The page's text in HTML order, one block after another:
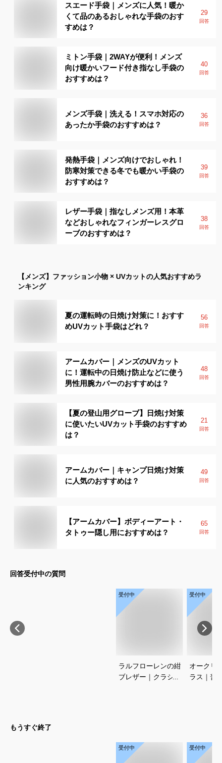
スエード手袋｜メンズに人気！暖か
くて品のあるおしゃれな手袋のおす
すめは？
29
回答
ミトン手袋｜2WAYが便利！メンズ
向け暖かいフード付き指なし手袋の
おすすめは？
40
回答
メンズ手袋｜洗える！スマホ対応の
あったか手袋のおすすめは？
36
回答
発熱手袋｜メンズ向けでおしゃれ！
防寒対策できる冬でも暖かい手袋の
おすすめは？
39
回答
レザー手袋｜指なしメンズ用！本革
などおしゃれなフィンガーレスグロ
ーブのおすすめは？
38
回答
【メンズ】 ファッション小物 × UVカットの人気おすすめラ
ンキング
夏の運転時の日焼け対策に！おすす
めUVカット手袋はどれ？
56
回答
アームカバー｜メンズのUVカット
に！運転中の日焼け防止などに使う
男性用腕カバーのおすすめは？
48
回答
【夏の登山用グローブ】日焼け対策
に使いたいUVカット手袋のおすすめ
は？
21
回答
アームカバー｜キャンプ日焼け対策
に人気のおすすめは？
49
回答
【アームカバー】ボディーアート・
タトゥー隠し用におすすめは？
65
回答
回答受付中の質問
受付中
ラルフローレンの紺
ブレザー｜クラシッ
受付中
オークリ
ラス｜普
もうすぐ終了
受付中 受付中